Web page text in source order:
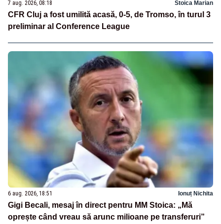
7 aug. 2026, 08:18 Stoica Marian
CFR Cluj a fost umilită acasă, 0-5, de Tromso, în turul 3
preliminar al Conference League
6 aug. 2026, 18:51 Ionuț Nichita
Gigi Becali, mesaj în direct pentru MM Stoica: „Mă
oprește când vreau să arunc milioane pe transferuri”